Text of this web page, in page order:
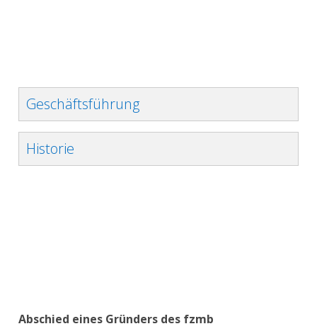
Geschäftsführung
Historie
Abschied eines Gründers des fzmb